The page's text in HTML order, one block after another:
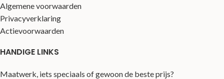
Algemene voorwaarden
Privacyverklaring
Actievoorwaarden
HANDIGE LINKS
Maatwerk, iets speciaals of gewoon de beste prijs?